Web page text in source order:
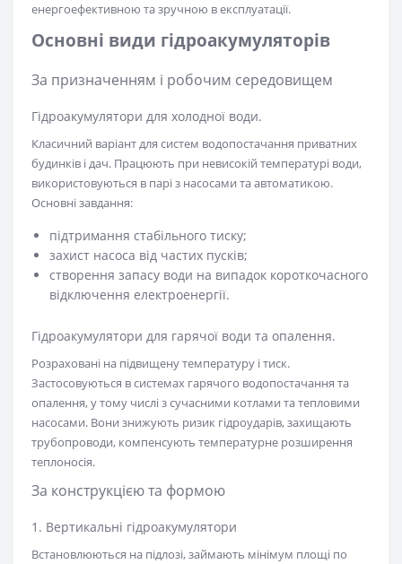
енергоефективною та зручною в експлуатації.
Основні види гідроакумуляторів
За призначенням і робочим середовищем
Гідроакумулятори для холодної води.
Класичний варіант для систем водопостачання приватних
будинків і дач. Працюють при невисокій температурі води,
використовуються в парі з насосами та автоматикою.
Основні завдання:
підтримання стабільного тиску;
захист насоса від частих пусків;
створення запасу води на випадок короткочасного
відключення електроенергії.
Гідроакумулятори для гарячої води та опалення.
Розраховані на підвищену температуру і тиск.
Застосовуються в системах гарячого водопостачання та
опалення, у тому числі з сучасними котлами та тепловими
насосами. Вони знижують ризик гідроударів, захищають
трубопроводи, компенсують температурне розширення
теплоносія.
За конструкцією та формою
1. Вертикальні гідроакумулятори
Встановлюються на підлозі, займають мінімум площі по